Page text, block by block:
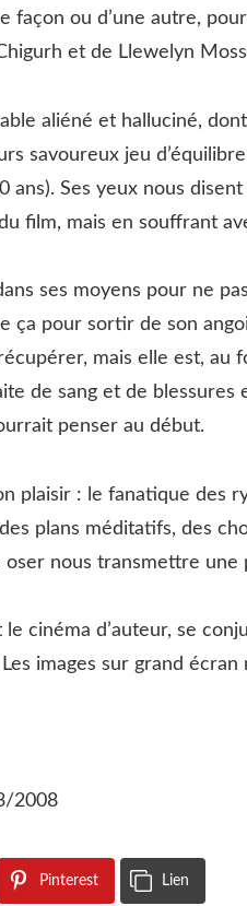
façon ou d’une autre,
et de Llewelyn
aliéné et halluciné,
savoureux jeu
ans). Ses yeux nous
film, mais en souffrant
ses moyens pour ne
ça pour sortir de son
mais elle est, au
de sang et de
penser au début.
plaisir : le fanatique des
plans méditatifs, des
nous transmettre
le cinéma d’auteur, se
images sur grand
2008
Pinterest Lien